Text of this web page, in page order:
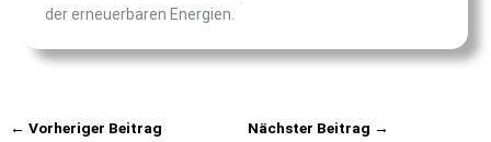
der erneuerbaren Energien.
← Vorheriger Beitrag Nächster Beitrag →